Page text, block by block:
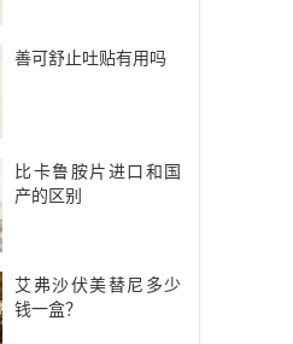
善可舒止吐贴有用吗
比卡鲁胺片进口和国
产的区别
艾弗沙伏美替尼多少
钱一盒？